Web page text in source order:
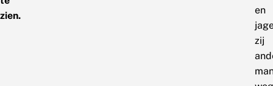
zien.
en
zij